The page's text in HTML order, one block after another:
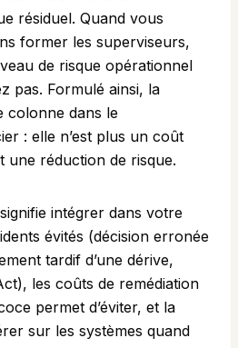
résiduel. Quand vous
former les superviseurs,
de risque opérationnel
pas. Formulé ainsi, la
colonne dans le
: elle n’est plus un coût
une réduction de risque.
intégrer dans votre
évités (décision erronée
tardif d’une dérive,
les coûts de remédiation
permet d’éviter, et la
sur les systèmes quand